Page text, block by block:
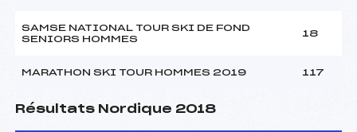
SAMSE NATIONAL TOUR SKI DE FOND
SENIORS HOMMES
18
MARATHON SKI TOUR HOMMES 2019 117
Résultats Nordique 2018